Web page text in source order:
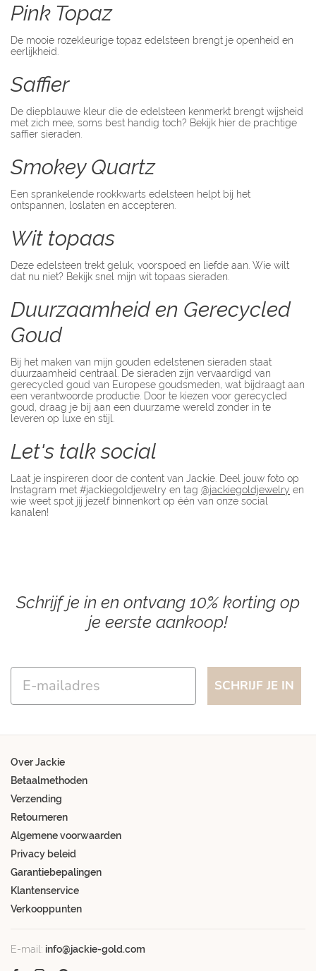
Pink Topaz
De mooie rozekleurige topaz edelsteen brengt je openheid en
eerlijkheid.
Saffier
De diepblauwe kleur die de edelsteen kenmerkt brengt wijsheid
met zich mee, soms best handig toch? Bekijk hier de prachtige
saffier sieraden.
Smokey Quartz
Een sprankelende rookkwarts edelsteen helpt bij het
ontspannen, loslaten en accepteren.
Wit topaas
Deze edelsteen trekt geluk, voorspoed en liefde aan. Wie wilt
dat nu niet? Bekijk snel mijn wit topaas sieraden.
Duurzaamheid en Gerecycled
Goud
Bij het maken van mijn gouden edelstenen sieraden staat
duurzaamheid centraal. De sieraden zijn vervaardigd van
gerecycled goud van Europese goudsmeden, wat bijdraagt aan
een verantwoorde productie. Door te kiezen voor gerecycled
goud, draag je bij aan een duurzame wereld zonder in te
leveren op luxe en stijl.
Let's talk social
Laat je inspireren door de content van Jackie. Deel jouw foto op
Instagram met #jackiegoldjewelry en tag @jackiegoldjewelry en
wie weet spot jij jezelf binnenkort op één van onze social
kanalen!
Schrijf je in en ontvang 10% korting op
je eerste aankoop!
Email
SCHRIJF JE IN
Over Jackie
Betaalmethoden
Verzending
Retourneren
Algemene voorwaarden
Privacy beleid
Garantiebepalingen
Klantenservice
Verkooppunten
E-mail: info@jackie-gold.com